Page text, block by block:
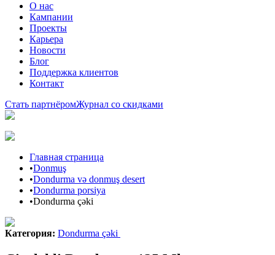
О нас
Кампании
Проекты
Карьера
Новости
Блог
Поддержка клиентов
Контакт
Стать партнёромЖурнал со скидками
Главная страница
•Donmuş
•Dondurma və donmuş desert
•Dondurma porsiya
•Dondurma çəki
Категория: Dondurma çəki